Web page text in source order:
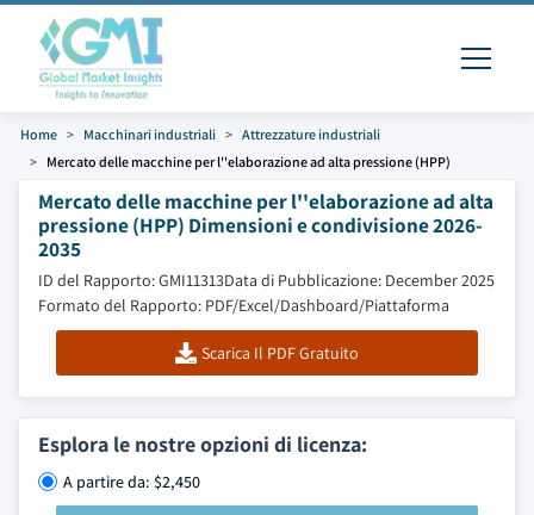
Home Macchinari industriali
Attrezzature industriali
Mercato delle macchine per l''elaborazione ad alta pressione (HPP)
Mercato delle macchine per l''elaborazione ad alta
pressione (HPP) Dimensioni e condivisione 2026-
2035
ID del Rapporto: GMI11313Data di Pubblicazione: December 2025
Formato del Rapporto: PDF/Excel/Dashboard/Piattaforma
Scarica Il PDF Gratuito
Esplora le nostre opzioni di licenza:
A partire da: $2,450